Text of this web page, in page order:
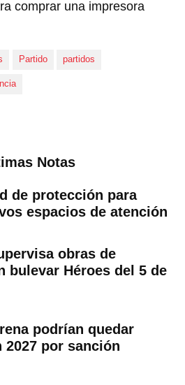
comprar una impresora
Partido partidos
Notas
de protección para
espacios de atención
obras de
bulevar Héroes del 5 de
podrían quedar
2027 por sanción